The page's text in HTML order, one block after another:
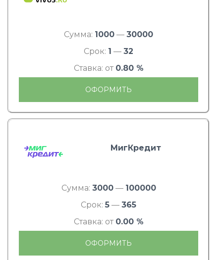
Сумма: 1000 — 30000
Срок: 1 — 32
Ставка: от 0.80 %
ОФОРМИТЬ
МигКредит
Сумма: 3000— 100000
Срок: 5 — 365
Ставка: от 0.00 %
ОФОРМИТЬ